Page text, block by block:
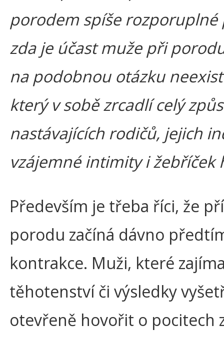
porodem spíše rozporuplné
zda je účast muže při
na podobnou otázku
který v sobě zrcadlí celý
nastávajících rodičů, jejich
vzájemné intimity i žebříček
Především je třeba říci, že
porodu začíná dávno
kontrakce. Muži, které
těhotenství či výsledky
otevřeně hovořit o pocitech